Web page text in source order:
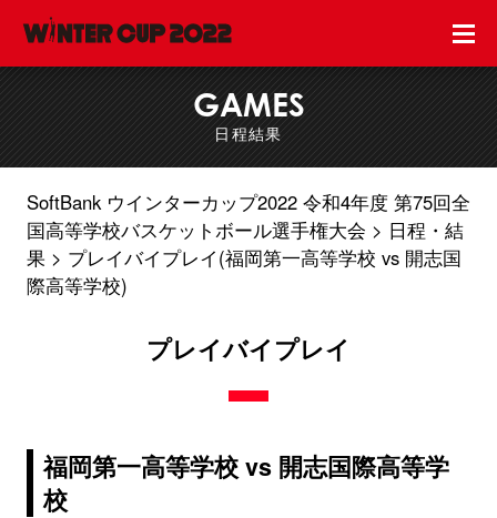
GAMES
日程結果
SoftBank ウインターカップ2022 令和4年度 第75回全
国高等学校バスケットボール選手権大会
日程・結
果
プレイバイプレイ(福岡第一高等学校 vs 開志国
際高等学校)
プレイバイプレイ
福岡第一高等学校 vs 開志国際高等学
校